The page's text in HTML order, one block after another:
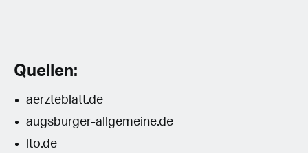
Quellen:
aerzteblatt.de
augsburger-allgemeine.de
lto.de